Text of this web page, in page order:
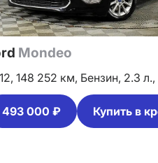
Mondeo
148 252 км, Бензин, 2.3 л.,
493 000 ₽ Купить в